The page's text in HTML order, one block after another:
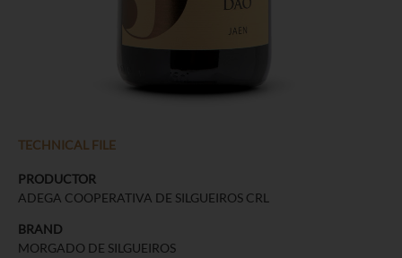
TECHNICAL FILE
PRODUCTOR
ADEGA COOPERATIVA DE SILGUEIROS CRL
BRAND
MORGADO DE SILGUEIROS